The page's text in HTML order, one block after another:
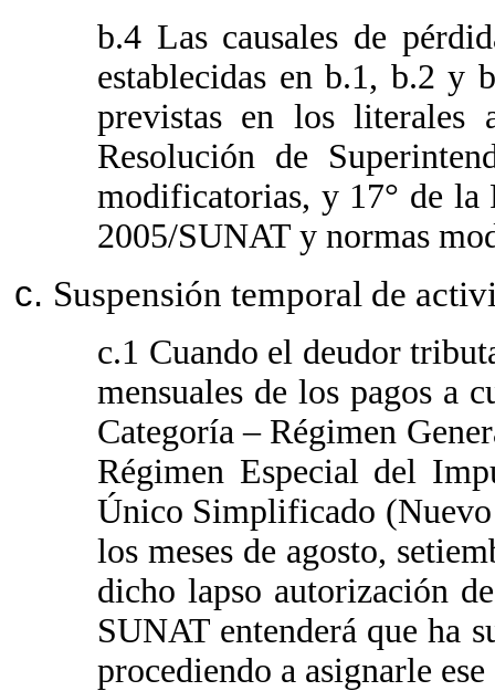
b.4 Las causales de
establecidas en b.1, b.2 y
previstas en los
Resolución de
modificatorias, y 17° de la
2005/SUNAT y normas
Suspensión temporal de
c.1 Cuando el deudor
mensuales de los pagos a
Categoría – Régimen
Régimen Especial del
Único Simplificado (Nuevo
los meses de agosto,
dicho lapso autorización
SUNAT entenderá que ha
procediendo a asignarle